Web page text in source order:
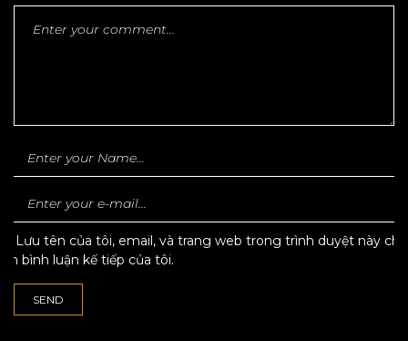
Lưu tên của tôi, email, và trang web trong trình duyệt này cho
lần bình luận kế tiếp của tôi.